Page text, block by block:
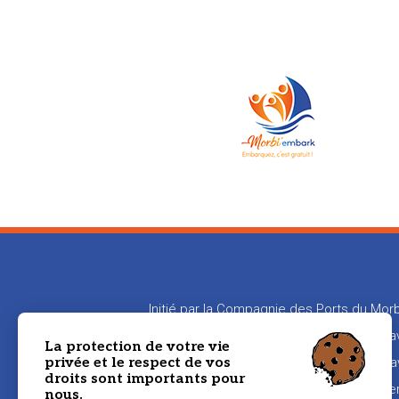
Initié par la Compagnie des Ports du
en relation les propriétaires de bateaux
aux propriétaires de transmettre leur
La protection de votre vie
privée et le respect de vos
droits sont importants pour
nous.